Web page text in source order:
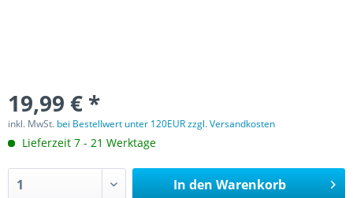
19,99 € *
inkl. MwSt. bei Bestellwert unter 120EUR zzgl. Versandkosten
Lieferzeit 7 - 21 Werktage
In den Warenkorb